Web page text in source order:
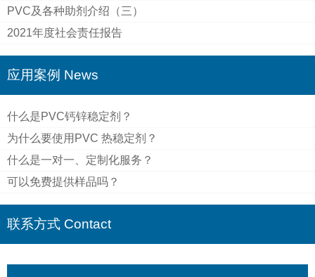
PVC及各种助剂介绍（三）
2021年度社会责任报告
应用案例 News
什么是PVC钙锌稳定剂？
为什么要使用PVC 热稳定剂？
什么是一对一、定制化服务？
可以免费提供样品吗？
联系方式 Contact